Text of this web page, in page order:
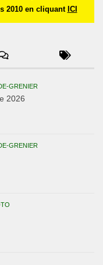
2010 en cliquant ICI
GRENIER
2026
GRENIER